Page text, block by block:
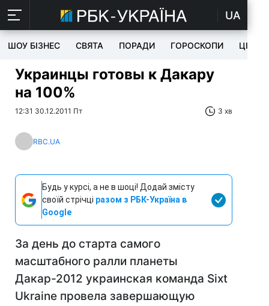
UA
ШОУ БІЗНЕС СВЯТА ПОРАДИ ГОРОСКОПИ ЦІКАВЕ
Украинцы готовы к Дакару
на 100%
12:31 30.12.2011 Пт 3 хв
RBC.UA
Будь у курсі, а не в шоці! Додай змісту
своїй стрічці разом з РБК-Україна в
Google
За день до старта самого
масштабного ралли планеты
Дакар-2012 украинская команда Sixt
Ukraine провела завершающую